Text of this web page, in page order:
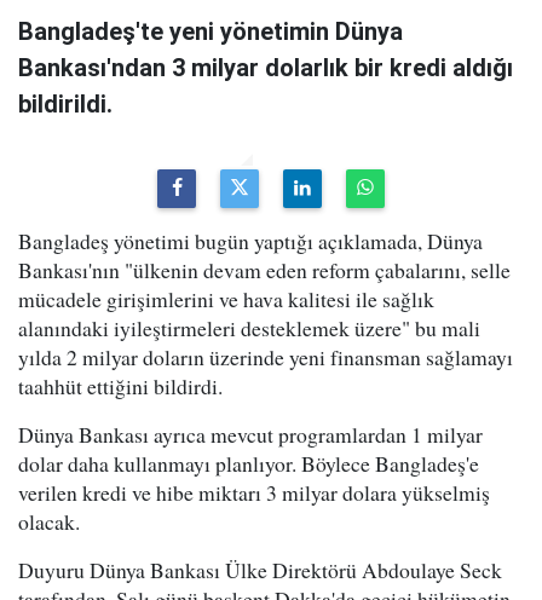
Bangladeş'te yeni yönetimin Dünya
Bankası'ndan 3 milyar dolarlık bir kredi aldığı
bildirildi.
Bangladeş yönetimi bugün yaptığı açıklamada, Dünya
Bankası'nın "ülkenin devam eden reform çabalarını, selle
mücadele girişimlerini ve hava kalitesi ile sağlık
alanındaki iyileştirmeleri desteklemek üzere" bu mali
yılda 2 milyar doların üzerinde yeni finansman sağlamayı
taahhüt ettiğini bildirdi.
Dünya Bankası ayrıca mevcut programlardan 1 milyar
dolar daha kullanmayı planlıyor. Böylece Bangladeş'e
verilen kredi ve hibe miktarı 3 milyar dolara yükselmiş
olacak.
Duyuru Dünya Bankası Ülke Direktörü Abdoulaye Seck